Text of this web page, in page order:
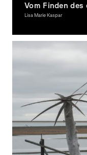
Vom Finden des
Lisa Marie Kaspar